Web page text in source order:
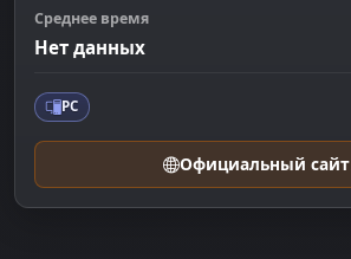
Среднее время
Нет данных
PC
Официальный сайт